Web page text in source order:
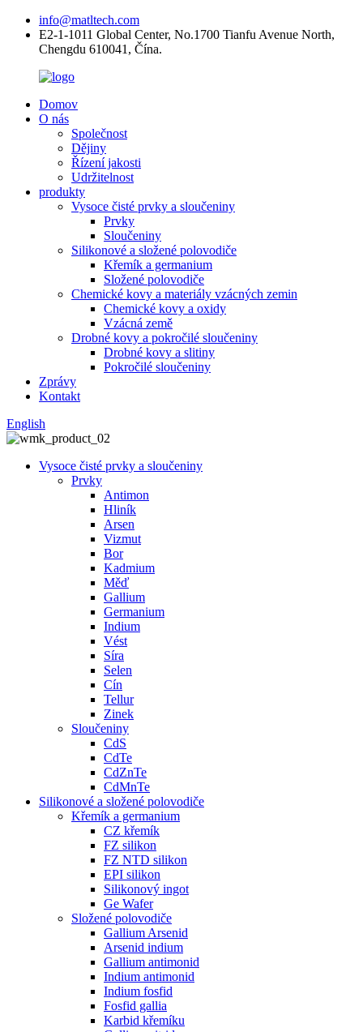
info@matltech.com
E2-1-1011 Global Center, No.1700 Tianfu Avenue North,
Chengdu 610041, Čína.
Domov
O nás
Společnost
Dějiny
Řízení jakosti
Udržitelnost
produkty
Vysoce čisté prvky a sloučeniny
Prvky
Sloučeniny
Silikonové a složené polovodiče
Křemík a germanium
Složené polovodiče
Chemické kovy a materiály vzácných zemin
Chemické kovy a oxidy
Vzácná země
Drobné kovy a pokročilé sloučeniny
Drobné kovy a slitiny
Pokročilé sloučeniny
Zprávy
Kontakt
English
Vysoce čisté prvky a sloučeniny
Prvky
Antimon
Hliník
Arsen
Vizmut
Bor
Kadmium
Měď
Gallium
Germanium
Indium
Vést
Síra
Selen
Cín
Tellur
Zinek
Sloučeniny
CdS
CdTe
CdZnTe
CdMnTe
Silikonové a složené polovodiče
Křemík a germanium
CZ křemík
FZ silikon
FZ NTD silikon
EPI silikon
Silikonový ingot
Ge Wafer
Složené polovodiče
Gallium Arsenid
Arsenid indium
Gallium antimonid
Indium antimonid
Indium fosfid
Fosfid gallia
Karbid křemíku